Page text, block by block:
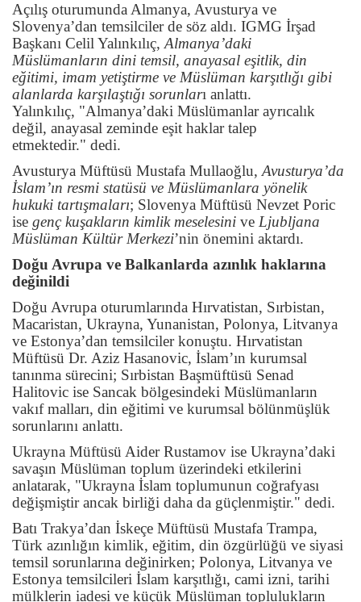
Açılış oturumunda Almanya, Avusturya ve
Slovenya’dan temsilciler de söz aldı. IGMG İrşad
Başkanı Celil Yalınkılıç, Almanya’daki
Müslümanların dini temsil, anayasal eşitlik, din
eğitimi, imam yetiştirme ve Müslüman karşıtlığı gibi
alanlarda karşılaştığı sorunları anlattı.
Yalınkılıç, "Almanya’daki Müslümanlar ayrıcalık
değil, anayasal zeminde eşit haklar talep
etmektedir." dedi.
Avusturya Müftüsü Mustafa Mullaoğlu, Avusturya’da
İslam’ın resmi statüsü ve Müslümanlara yönelik
hukuki tartışmaları; Slovenya Müftüsü Nevzet Poric
ise genç kuşakların kimlik meselesini ve Ljubljana
Müslüman Kültür Merkezi’nin önemini aktardı.
Doğu Avrupa ve Balkanlarda azınlık haklarına
değinildi
Doğu Avrupa oturumlarında Hırvatistan, Sırbistan,
Macaristan, Ukrayna, Yunanistan, Polonya, Litvanya
ve Estonya’dan temsilciler konuştu. Hırvatistan
Müftüsü Dr. Aziz Hasanovic, İslam’ın kurumsal
tanınma sürecini; Sırbistan Başmüftüsü Senad
Halitovic ise Sancak bölgesindeki Müslümanların
vakıf malları, din eğitimi ve kurumsal bölünmüşlük
sorunlarını anlattı.
Ukrayna Müftüsü Aider Rustamov ise Ukrayna’daki
savaşın Müslüman toplum üzerindeki etkilerini
anlatarak, "Ukrayna İslam toplumunun coğrafyası
değişmiştir ancak birliği daha da güçlenmiştir." dedi.
Batı Trakya’dan İskeçe Müftüsü Mustafa Trampa,
Türk azınlığın kimlik, eğitim, din özgürlüğü ve siyasi
temsil sorunlarına değinirken; Polonya, Litvanya ve
Estonya temsilcileri İslam karşıtlığı, cami izni, tarihi
mülklerin iadesi ve küçük Müslüman toplulukların